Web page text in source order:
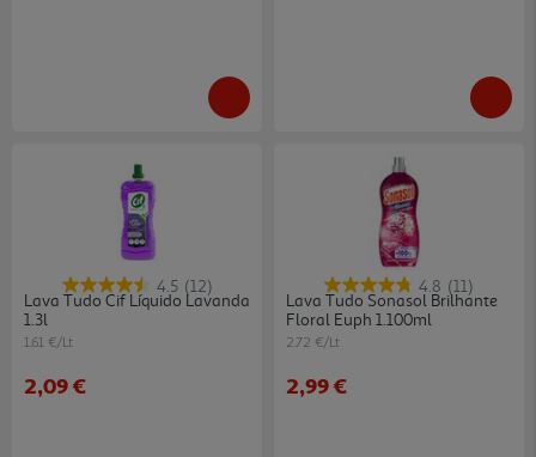
4.5 (12)
Lava Tudo Cif Líquido Lavanda
1.3l
1.61 €/Lt
2,09 €
4.8 (11)
Lava Tudo Sonasol Brilhante
Floral Euph 1.100ml
2.72 €/Lt
2,99 €